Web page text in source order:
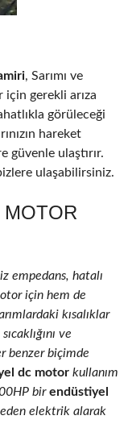
, Sarımı ve
için gerekli arıza
görüleceği
hareket
güvenle ulaştırır.
ulaşabilirsiniz.
MOTOR
empedans, hatalı
için hem de
kısalıklar
ve
benzer biçimde
dc motor kullanım
birendüstiyel
elektrik alarak